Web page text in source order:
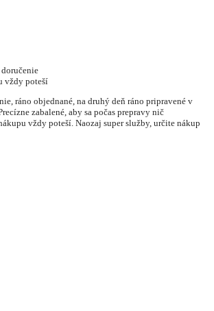
vždy poteší
ráno objednané, na druhý deň ráno pripravené v
zabalené, aby sa počas prepravy nič
vždy poteší. Naozaj super služby, určite nákup